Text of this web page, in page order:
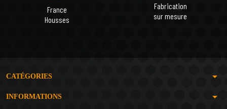
France
Housses
Fabrication
sur mesure
CATÉGORIES arrow_drop_down
INFORMATIONS arrow_drop_down